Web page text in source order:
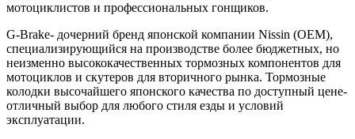
мотоциклистов и профессиональных гонщиков.
G-Brake- дочерний бренд японской компании Nissin (OEM),
специализирующийся на производстве более бюджетных, но
неизменно высококачественных тормозных компонентов для
мотоциклов и скутеров для вторичного рынка. Тормозные
колодки высочайшего японского качества по доступный цене-
отличный выбор для любого стиля езды и условий
эксплуатации.